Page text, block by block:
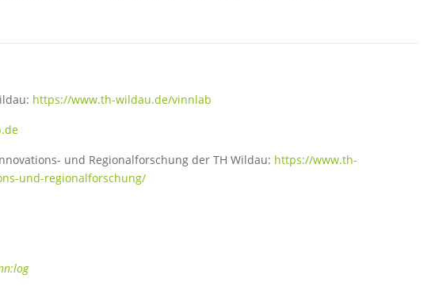
https://www.th-wildau.de/vinnlab
und Regionalforschung der TH Wildau: https://www.th-
und-regionalforschung/